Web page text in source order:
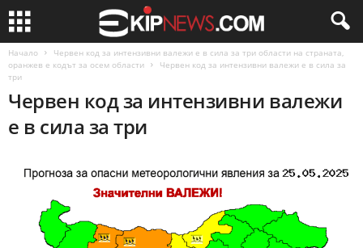
Начало
Червен код за интензивни валежи е в сила за три области на страната,
оранжев е кодът за осем области
Червен код за интензивни валежи е в сила за
три
Червен код за интензивни валежи
е в сила за три